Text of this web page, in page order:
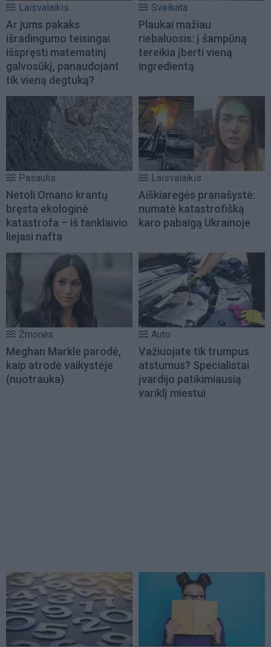
Laisvalaikis
Ar jums pakaks
išradingumo teisingai
išspręsti matematinį
galvosūkį, panaudojant
tik vieną degtuką?
Sveikata
Plaukai mažiau
riebaluosis: į šampūną
tereikia įberti vieną
ingredientą
Pasaulis
Netoli Omano krantų
bręsta ekologinė
katastrofa – iš tanklaivio
liejasi nafta
Laisvalaikis
Aiškiaregės pranašystė:
numatė katastrofišką
karo pabaigą Ukrainoje
Žmonės
Meghan Markle parodė,
kaip atrodė vaikystėje
(nuotrauka)
Auto
Važiuojate tik trumpus
atstumus? Specialistai
įvardijo patikimiausią
variklį miestui